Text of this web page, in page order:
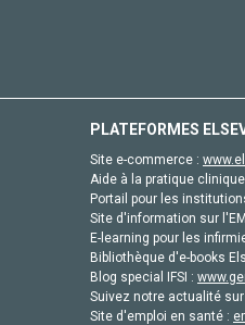
PLATEFORMES
Site e-commerce :
Aide à la pratique
Portail pour les
Site d'information sur
E-learning pour les
Bibliothèque d'e-books
Blog special IFSI :
Suivez notre actualité
Site d'emploi en santé :